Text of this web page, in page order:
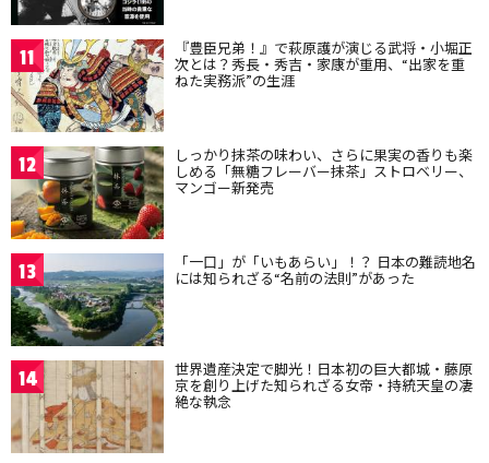
11 『豊臣兄弟！』で萩原護が演じる武将・小堀正
次とは？秀長・秀吉・家康が重用、“出家を重
ねた実務派”の生涯
12 しっかり抹茶の味わい、さらに果実の香りも楽
しめる「無糖フレーバー抹茶」ストロベリー、
マンゴー新発売
13 「一口」が「いもあらい」！？ 日本の難読地名
には知られざる“名前の法則”があった
14 世界遺産決定で脚光！日本初の巨大都城・藤原
京を創り上げた知られざる女帝・持統天皇の凄
絶な執念